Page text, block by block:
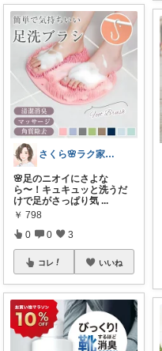
さくら🌸ラク家事&便利な生活雑貨🏠️
🌸足のニオイにさよな
ら〜！キュキュッと洗うだ
けで足がさっぱり気 ...
￥ 798
0 0 3
コレ いいね